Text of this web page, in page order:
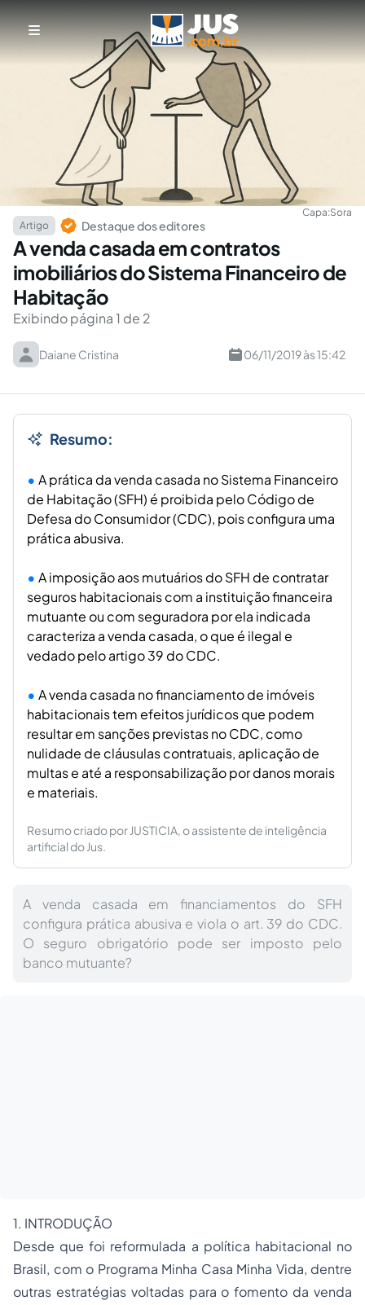
Capa:Sora
Artigo
Destaque dos editores
A venda casada em contratos
imobiliários do Sistema Financeiro de
Habitação
Exibindo página 1 de 2
Daiane Cristina 06/11/2019 às 15:42
Resumo:
A prática da venda casada no Sistema Financeiro
de Habitação (SFH) é proibida pelo Código de
Defesa do Consumidor (CDC), pois configura uma
prática abusiva.
A imposição aos mutuários do SFH de contratar
seguros habitacionais com a instituição financeira
mutuante ou com seguradora por ela indicada
caracteriza a venda casada, o que é ilegal e
vedado pelo artigo 39 do CDC.
A venda casada no financiamento de imóveis
habitacionais tem efeitos jurídicos que podem
resultar em sanções previstas no CDC, como
nulidade de cláusulas contratuais, aplicação de
multas e até a responsabilização por danos morais
e materiais.
Resumo criado por JUSTICIA, o assistente de inteligência
artificial do Jus.
A venda casada em financiamentos do SFH
configura prática abusiva e viola o art. 39 do CDC.
O seguro obrigatório pode ser imposto pelo
banco mutuante?
1. INTRODUÇÃO
Desde que foi reformulada a política habitacional no
Brasil, com o Programa Minha Casa Minha Vida, dentre
outras estratégias voltadas para o fomento da venda